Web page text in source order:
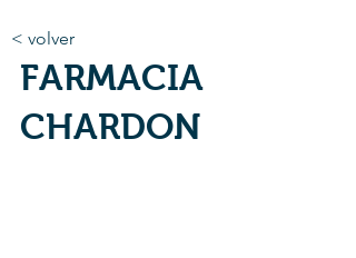
< volver
FARMACIA
CHARDON